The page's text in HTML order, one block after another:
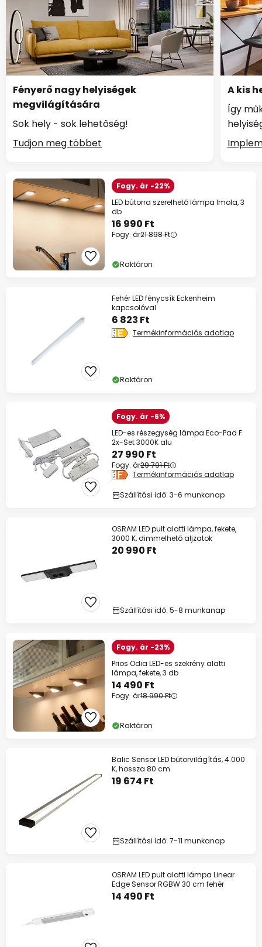
Fényerő nagy helyiségek
megvilágítására
Sok hely - sok lehetőség!
Tudjon meg többet
A kis
Így
Fogy. ár -22%
LED bútorra szerelhető lámpa Imola, 3
db
16 990 Ft
Fogy. ár21 898 Ft
Raktáron
Fehér LED fénycsík Eckenheim
kapcsolóval
6 823 Ft
Termékinformációs adatlap
Raktáron
Fogy. ár -6%
LED-es részegység lámpa Eco-Pad F
2x-Set 3000K alu
27 990 Ft
Fogy. ár29 791 Ft
Termékinformációs adatlap
Szállítási idő: 3-6 munkanap
OSRAM LED pult alatti lámpa, fekete,
3000 K, dimmelhető aljzatok
20 990 Ft
Szállítási idő: 5-8 munkanap
Fogy. ár -23%
Prios Odia LED-es szekrény alatti
lámpa, fekete, 3 db
14 490 Ft
Fogy. ár18 990 Ft
Raktáron
Balic Sensor LED bútorvilágítás, 4.000
K, hossza 80 cm
19 674 Ft
Szállítási idő: 7-11 munkanap
OSRAM LED pult alatti lámpa Linear
Edge Sensor RGBW 30 cm fehér
14 490 Ft